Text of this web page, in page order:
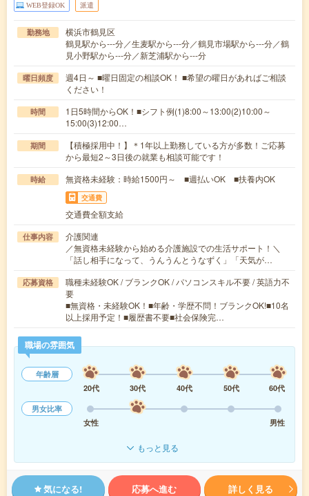
WEB登録OK 派遣
勤務地
横浜市鶴見区
鶴見駅から---分／生麦駅から---分／鶴見市場駅から---分／鶴
見小野駅から---分／新芝浦駅から---分
曜日頻度
週4日～ ■曜日固定の相談OK！ ■希望の曜日があればご相談
ください！
時間
1日5時間からOK！■シフト例(1)8:00～13:00(2)10:00～
15:00(3)12:00…
期間
【積極採用中！】＊1年以上勤務している方が多数！ご応募
から最短2～3日後の就業も相談可能です！
時給 無資格未経験：時給1500円～ ■週払いOK ■扶養内OK
交通費
交通費全額支給
仕事内容
介護関連
／無資格未経験から始める介護施設での生活サポート！＼
「話し相手になって、うんうんとうなずく」「天気が…
応募資格
職種未経験OK / ブランクOK / パソコンスキル不要 / 英語力不
要
■無資格・未経験OK！■年齢・学歴不問！ブランクOK!■10名
以上採用予定！■履歴書不要■社会保険完…
職場の雰囲気
年齢層
20代
30代 40代 50代
60代
男女比率
女性
男性
もっと見る
気になる! 応募へ進む 詳しく見る